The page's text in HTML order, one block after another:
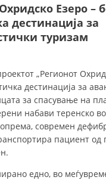
ВО ПРОФЕСИОНАЛНИ
СТАТУТ НА ЦКРМ
Езеро –
дестинација за
туризам
„Регионот
дестинација за
за спасување на
набави теренско
современ
пациент од
едно, во